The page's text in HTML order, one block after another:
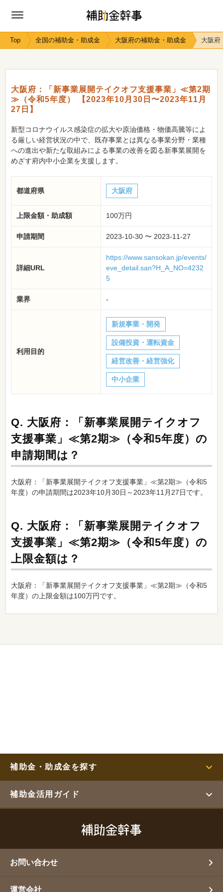
Top 全国の補助金・助成金 大阪府の補助金・助成金 大阪府
大阪府：「新事業展開テイクオフ支援事業」≪第2期
≫（令和5年度） 【2023年10月30日〜2023年11月
27日】
新型コロナウイルス感染症の拡大や原油価格・物価高騰等によ
る厳しい経営状況の中で、既存事業とは異なる事業分野・業種
への進出や新たな取組みによる事業の改善を図る新事業展開を
めざす府内中小企業を支援します。
都道府県 大阪府
上限金額・助成額 100万円
申請期間 2023-10-30 〜 2023-11-27
詳細URL
https://www.sansokan.jp/events/
eve_detail.san?H_A_NO=4232
5
業界 -
利用目的
新規事業・開発
設備投資・運転資金
経営改善・経営強化
中小企業
Q. 大阪府：「新事業展開テイクオフ
支援事業」≪第2期≫（令和5年度）の
申請期間は？
大阪府：「新事業展開テイクオフ支援事業」≪第2期≫（令和5
年度）の申請期間は2023年10月30日～2023年11月27日です。
Q. 大阪府：「新事業展開テイクオフ
支援事業」≪第2期≫（令和5年度）の
上限金額は？
大阪府：「新事業展開テイクオフ支援事業」≪第2期≫（令和5
年度）の上限金額は100万円です。
補助金・助成金を探す
補助金活用ガイド
お問い合わせ
運営会社